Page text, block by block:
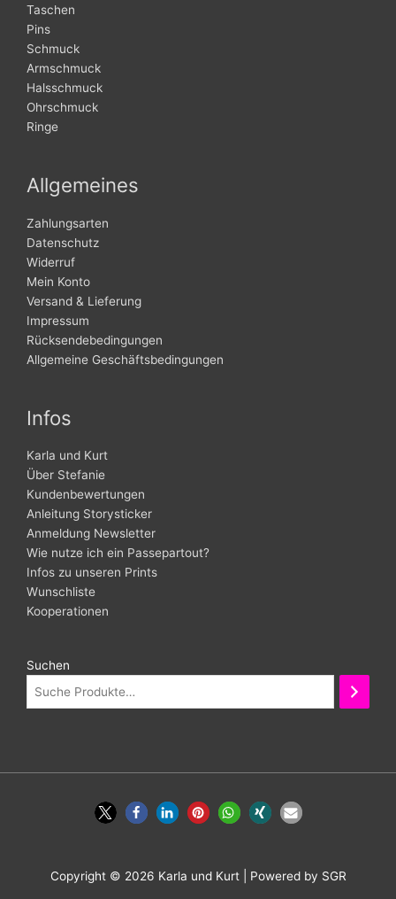
Taschen
Pins
Schmuck
Armschmuck
Halsschmuck
Ohrschmuck
Ringe
Allgemeines
Zahlungsarten
Datenschutz
Widerruf
Mein Konto
Versand & Lieferung
Impressum
Rücksendebedingungen
Allgemeine Geschäftsbedingungen
Infos
Karla und Kurt
Über Stefanie
Kundenbewertungen
Anleitung Storysticker
Anmeldung Newsletter
Wie nutze ich ein Passepartout?
Infos zu unseren Prints
Wunschliste
Kooperationen
Suchen
Copyright © 2026 Karla und Kurt| Powered by SGR